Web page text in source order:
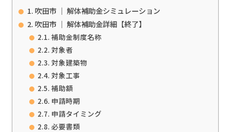
吹田市 ｜ 解体補助金シミュレーション
吹田市 ｜ 解体補助金詳細【終了】
補助金制度名称
対象者
対象建築物
対象工事
補助額
申請時期
申請タイミング
必要書類